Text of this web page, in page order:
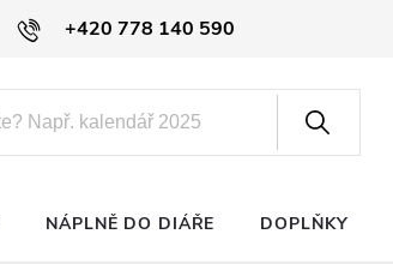
+420 778 140 590
NÁPLNĚ DO DIÁŘE DOPLŇKY